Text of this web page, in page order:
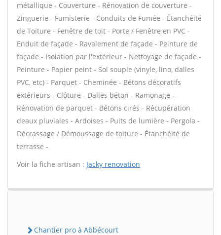
métallique - Couverture - Rénovation de couverture -
Zinguerie - Fumisterie - Conduits de Fumée - Étanchéité
de Toiture - Fenêtre de toit - Porte / Fenêtre en PVC -
Enduit de façade - Ravalement de façade - Peinture de
façade - Isolation par l'extérieur - Nettoyage de façade -
Peinture - Papier peint - Sol souple (vinyle, lino, dalles
PVC, etc) - Parquet - Cheminée - Bétons décoratifs
extérieurs - Clôture - Dalles béton - Ramonage -
Rénovation de parquet - Bétons cirés - Récupération
deaux pluviales - Ardoises - Puits de lumière - Pergola -
Décrassage / Démoussage de toiture - Étanchéité de
terrasse -
Voir la fiche artisan : Jacky renovation
Chantier pro à Abbécourt